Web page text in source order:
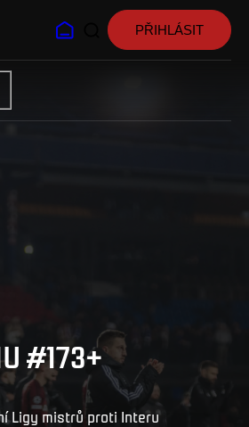
PŘIHLÁSIT
#173+
Ligy mistrů proti Interu